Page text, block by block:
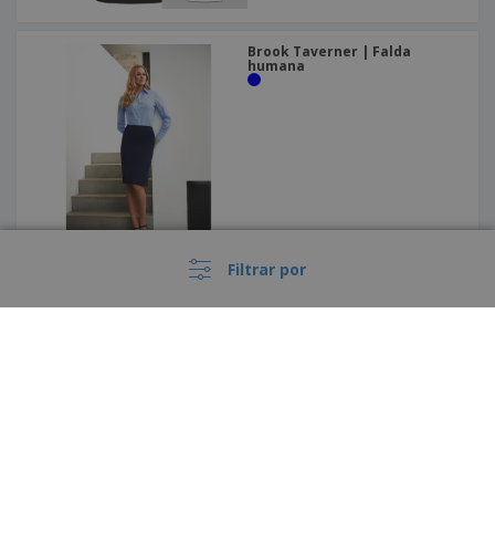
Filtrar por
Brook Taverner | Falda
humana
Neoblu | Salida derecha